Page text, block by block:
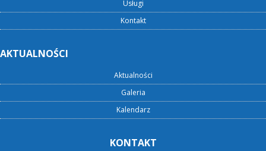
Usługi
Kontakt
AKTUALNOŚCI
Aktualności
Galeria
Kalendarz
KONTAKT